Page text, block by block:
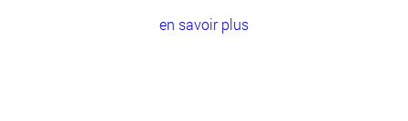
en savoir plus